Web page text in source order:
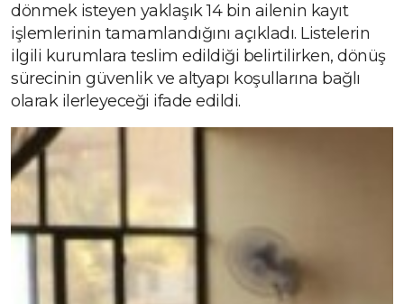
dönmek isteyen yaklaşık 14 bin ailenin kayıt
işlemlerinin tamamlandığını açıkladı. Listelerin
ilgili kurumlara teslim edildiği belirtilirken, dönüş
sürecinin güvenlik ve altyapı koşullarına bağlı
olarak ilerleyeceği ifade edildi.